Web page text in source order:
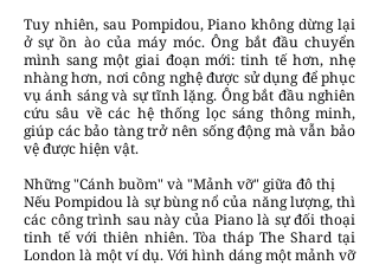
Tuy nhiên, sau Pompidou, Piano không dừng lại
ở sự ồn ào của máy móc. Ông bắt đầu chuyển
mình sang một giai đoạn mới: tinh tế hơn, nhẹ
nhàng hơn, nơi công nghệ được sử dụng để phục
vụ ánh sáng và sự tĩnh lặng. Ông bắt đầu nghiên
cứu sâu về các hệ thống lọc sáng thông minh,
giúp các bảo tàng trở nên sống động mà vẫn bảo
vệ được hiện vật.
Những "Cánh buồm" và "Mảnh vỡ" giữa đô thị
Nếu Pompidou là sự bùng nổ của năng lượng, thì
các công trình sau này của Piano là sự đối thoại
tinh tế với thiên nhiên. Tòa tháp The Shard tại
London là một ví dụ. Với hình dáng một mảnh vỡ